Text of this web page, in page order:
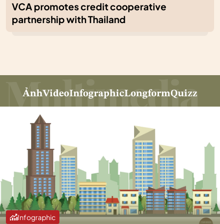
VCA promotes credit cooperative
partnership with Thailand
ẢnhVideoInfographicLongformQuizz
Infographic